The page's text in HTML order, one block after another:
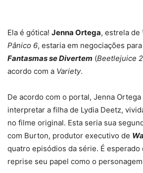
Ela é gótica! Jenna Ortega, estrela de
Pânico 6, estaria em negociações
Fantasmas se Divertem (Beetlejuice 2
acordo com a Variety.
De acordo com o portal, Jenna
interpretar a filha de Lydia Deetz,
no filme original. Esta seria sua
com Burton, produtor executivo de
quatro episódios da série. É esperado
reprise seu papel como o